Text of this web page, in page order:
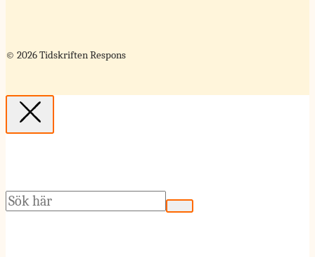
© 2026 Tidskriften Respons
Sök